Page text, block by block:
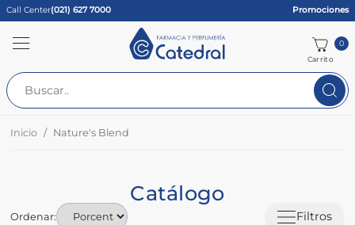
Call Center(021) 627 7000 Promociones
Carrito
0
Inicio Nature's Blend
Catálogo
Filtros
Ordenar: